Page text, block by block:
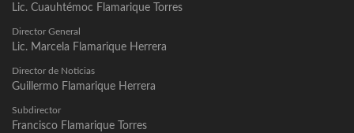
Lic. Cuauhtémoc Flamarique Torres
Director General
Lic. Marcela Flamarique Herrera
Director de Noticias
Guillermo Flamarique Herrera
Subdirector
Francisco Flamarique Torres